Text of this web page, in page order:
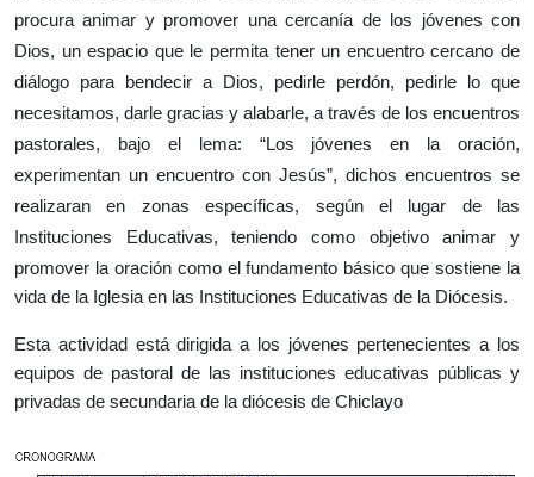
procura animar y promover una cercanía de los jóvenes con
Dios, un espacio que le permita tener un encuentro cercano de
diálogo para bendecir a Dios, pedirle perdón, pedirle lo que
necesitamos, darle gracias y alabarle, a través de los encuentros
pastorales, bajo el lema: “Los jóvenes en la oración,
experimentan un encuentro con Jesús”, dichos encuentros se
realizaran en zonas específicas, según el lugar de las
Instituciones Educativas, teniendo como objetivo animar y
promover la oración como el fundamento básico que sostiene la
vida de la Iglesia en las Instituciones Educativas de la Diócesis.
Esta actividad está dirigida a los jóvenes pertenecientes a los
equipos de pastoral de las instituciones educativas públicas y
privadas de secundaria de la diócesis de Chiclayo